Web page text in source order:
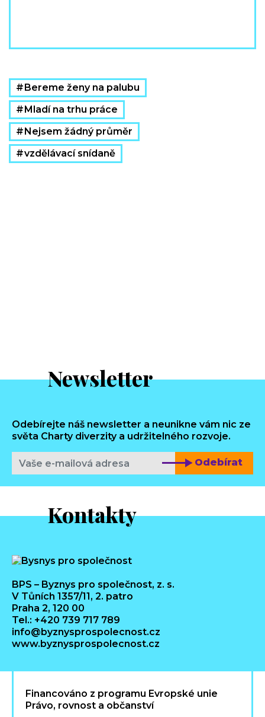
Bereme ženy na palubu
Mladí na trhu práce
Nejsem žádný průměr
vzdělávací snídaně
Newsletter
Odebírejte náš newsletter a neunikne vám nic ze
světa Charty diverzity a udržitelného rozvoje.
Odebírat
Kontakty
BPS – Byznys pro společnost, z. s.
V Tůních 1357/11, 2. patro
Praha 2, 120 00
Tel.: +420 739 717 789
info@byznysprospolecnost.cz
www.byznysprospolecnost.cz
Financováno z programu Evropské unie
Právo, rovnost a občanství